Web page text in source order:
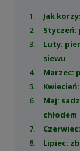
Jak
Luty:
siewu
Marzec:
Maj:
chłodem
Lipiec: